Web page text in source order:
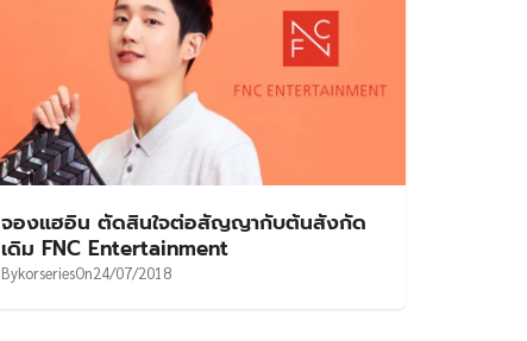
จองแฮอิน ตัดสินใจต่อสัญญากับต้นสังกัด
เดิม FNC Entertainment
BykorseriesOn24/07/2018